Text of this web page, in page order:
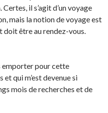
il s’agit d’un voyage
mais la notion de voyage est
doit être au rendez-vous.
emporter pour cette
qui m’est devenue si
mois de recherches et de